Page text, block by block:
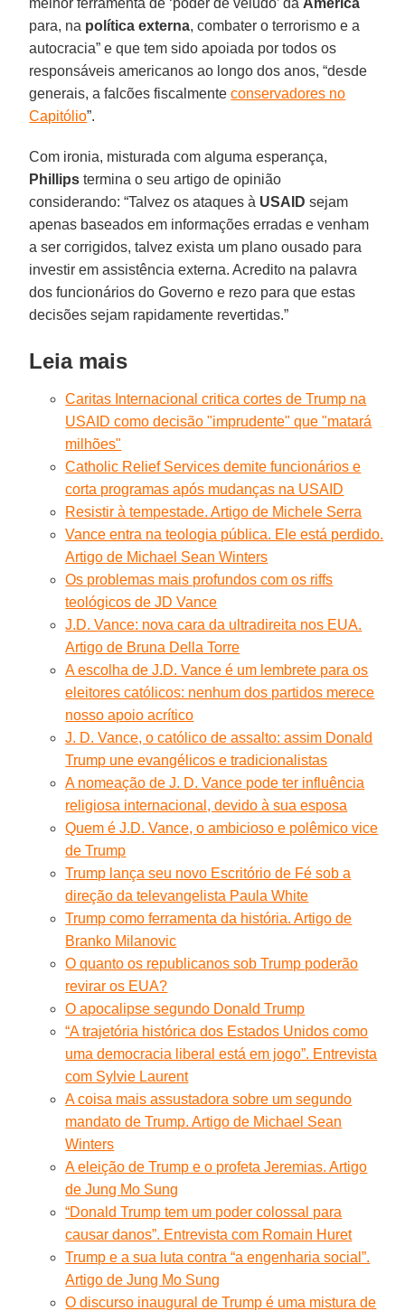
para, na política externa, combater o terrorismo e a
autocracia” e que tem sido apoiada por todos os
responsáveis americanos ao longo dos anos, “desde
generais, a falcões fiscalmenteconservadores no
Capitólio”.
Com ironia, misturada com alguma esperança,
Phillips termina o seu artigo de opinião
considerando: “Talvez os ataques à USAID sejam
apenas baseados em informações erradas e venham
a ser corrigidos, talvez exista um plano ousado para
investir em assistência externa. Acredito na palavra
dos funcionários do Governo e rezo para que estas
decisões sejam rapidamente revertidas.”
Leia mais
Caritas Internacional critica cortes de Trump na
USAID como decisão "imprudente" que "matará
milhões"
Catholic Relief Services demite funcionários e
corta programas após mudanças na USAID
Resistir à tempestade. Artigo de Michele Serra
Vance entra na teologia pública. Ele está perdido.
Artigo de Michael Sean Winters
Os problemas mais profundos com os riffs
teológicos de JD Vance
J.D. Vance: nova cara da ultradireita nos EUA.
Artigo de Bruna Della Torre
A escolha de J.D. Vance é um lembrete para os
eleitores católicos: nenhum dos partidos merece
nosso apoio acrítico
J. D. Vance, o católico de assalto: assim Donald
Trump une evangélicos e tradicionalistas
A nomeação de J. D. Vance pode ter influência
religiosa internacional, devido à sua esposa
Quem é J.D. Vance, o ambicioso e polêmico vice
de Trump
Trump lança seu novo Escritório de Fé sob a
direção da televangelista Paula White
Trump como ferramenta da história. Artigo de
Branko Milanovic
O quanto os republicanos sob Trump poderão
revirar os EUA?
O apocalipse segundo Donald Trump
“A trajetória histórica dos Estados Unidos como
uma democracia liberal está em jogo”. Entrevista
com Sylvie Laurent
A coisa mais assustadora sobre um segundo
mandato de Trump. Artigo de Michael Sean
Winters
A eleição de Trump e o profeta Jeremias. Artigo
de Jung Mo Sung
“Donald Trump tem um poder colossal para
causar danos”. Entrevista com Romain Huret
Trump e a sua luta contra “a engenharia social”.
Artigo de Jung Mo Sung
O discurso inaugural de Trump é uma mistura de